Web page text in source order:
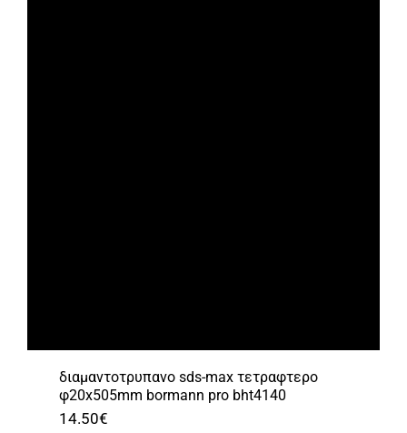
διαμαντοτρυπανο sds-max τετραφτερο
φ20x505mm bormann pro bht4140
14.50€